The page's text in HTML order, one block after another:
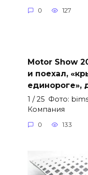
0 127
Motor Show
и поехал,
единороге»,
1 / 25 Фото:
Компания
0 133